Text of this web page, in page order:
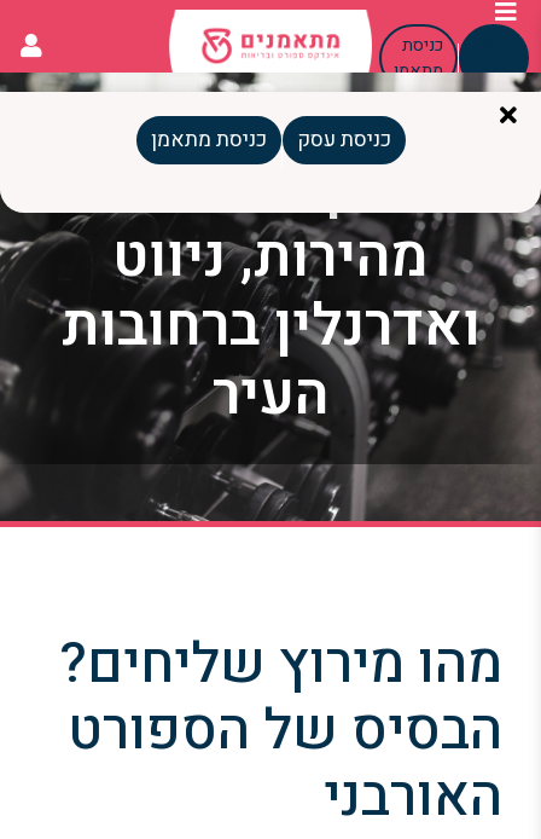
עסק
כניסת
מתאמן
כניסת עסק כניסת מתאמן
מירוץ שליחים:
מהירות, ניווט
ואדרנלין ברחובות
העיר
מהו מירוץ שליחים?
הבסיס של הספורט
האורבני